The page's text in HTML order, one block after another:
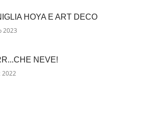
HOYA E ART DECO
2023
NEVE!
2022